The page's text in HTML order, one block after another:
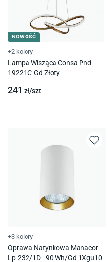
NOWOŚĆ
+2 kolory
Lampa Wisząca Consa Pnd-
19221C-Gd Złoty
241 zł/szt
+3 kolory
Oprawa Natynkowa Manacor
Lp-232/1D - 90 Wh/Gd 1Xgu10